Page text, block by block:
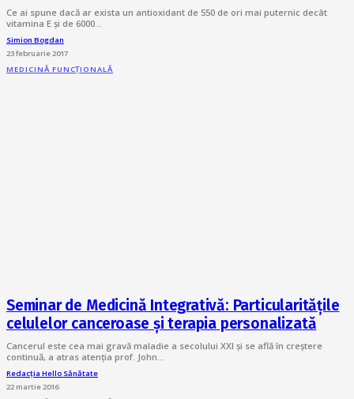
Ce ai spune dacă ar exista un antioxidant de 550 de ori mai puternic decât
vitamina E și de 6000…
Simion Bogdan
23 februarie 2017
MEDICINĂ FUNCȚIONALĂ
Seminar de Medicină Integrativă: Particularitățile
celulelor canceroase și terapia personalizată
Cancerul este cea mai gravă maladie a secolului XXI și se află în creștere
continuă, a atras atenția prof. John…
Redacția Hello Sănătate
22 martie 2016